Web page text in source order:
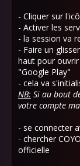
- Cliquer sur
- Activer les
- la session va
- Faire un
haut pour
"Google Play"
- cela va
NB: Si au bout
votre compte
- se connecter
- chercher
officielle